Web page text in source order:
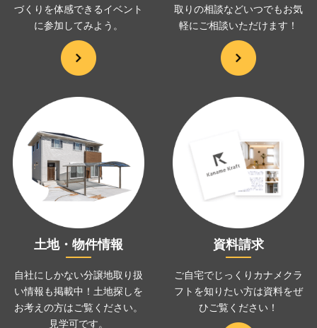
づくりを体感できるイベント
に参加してみよう。
取りの相談などいつでもお気
軽にご相談いただけます！
土地・物件情報
自社にしかない分譲地取り扱
い情報も掲載中！土地探しを
お考えの方はご覧ください。
見学可です。
資料請求
ご自宅でじっくりカナメクラ
フトを知りたい方は資料をぜ
ひご覧ください！